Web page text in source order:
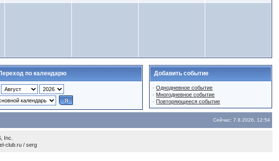
по календарю Добавить событие
·Однодневное событие
· Многодневное событие
·Повторяющееся событие
Сейчас: 7.8.2026, 12:54
Inc
club.ru / serg